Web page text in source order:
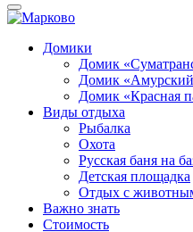
Домики
Домик
Домик
Домик «Красная
Виды отдыха
Рыбалка
Охота
Русская баня на
Детская площадка
Отдых с
Важно знать
Стоимость